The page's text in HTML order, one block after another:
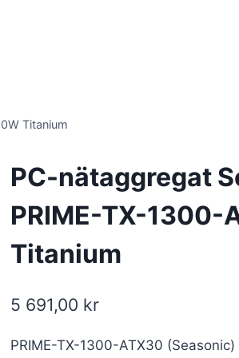
Titanium
PC-nätaggregat
PRIME-TX-1300-
Titanium
5 691,00 kr
PRIME-TX-1300-ATX30 (Seasonic)